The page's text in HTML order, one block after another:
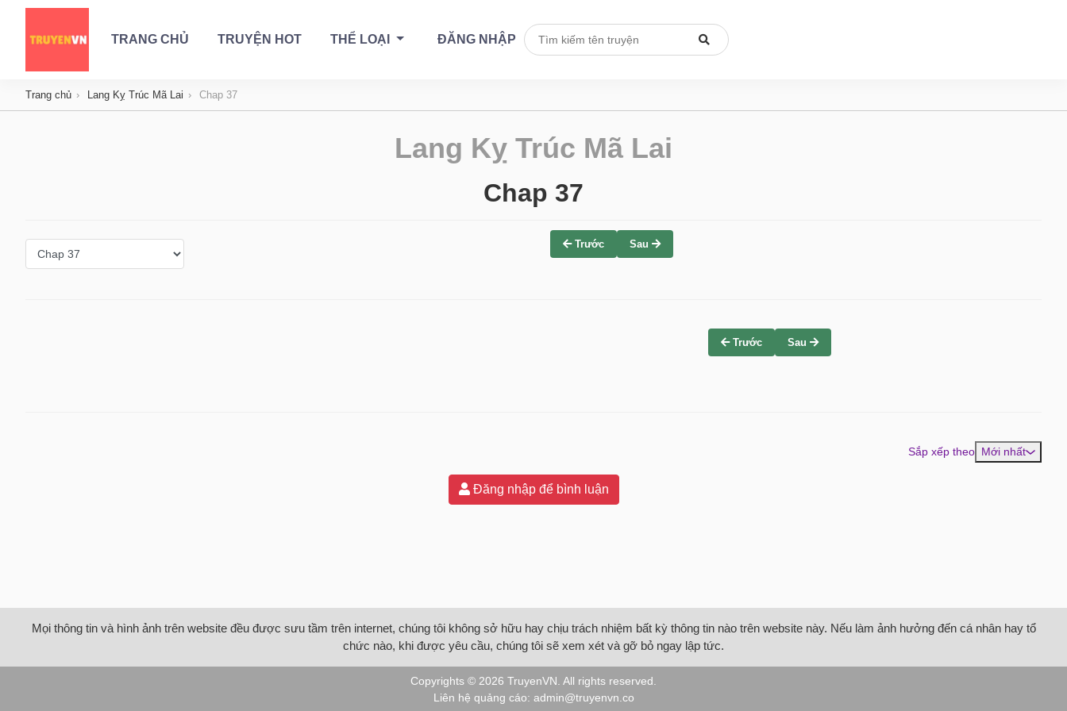
TRANG CHỦ TRUYỆN HOT THỂ LOẠI ĐĂNG NHẬP
Trang chủ Lang Kỵ Trúc Mã Lai Chap 37
Lang Kỵ Trúc Mã Lai
Chap 37
Trước Sau
Trước Sau
Sắp xếp theo Mới nhất
Đăng nhập để bình luận
Mọi thông tin và hình ảnh trên website đều được sưu tầm trên internet, chúng tôi không sở hữu hay chịu trách nhiệm bất kỳ thông tin nào trên website này. Nếu làm ảnh hưởng đến cá nhân hay tổ
chức nào, khi được yêu cầu, chúng tôi sẽ xem xét và gỡ bỏ ngay lập tức.
Copyrights © 2026 TruyenVN . All rights reserved.
Liên hệ quảng cáo: admin@truyenvn.co